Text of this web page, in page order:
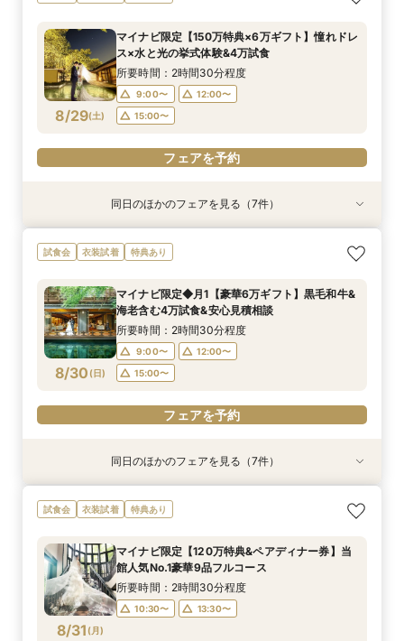
8/28(金)
ケット付◆光と緑のチャペル×和牛ミシュラン試
所要時間：2時間30分程度
フェアを予約
8/28(金)
験◎近江牛×海老含む豪華3万試食
10:30〜 13:30〜
フェアを予約
8/28(金)
る4つ会場＆演出×3万無料試食
10:30〜 13:30〜
フェアを予約
8/28(金)
食×会場案内◆クイック相談会
10:30〜 13:30〜
フェアを予約
8/28(金)
アットホームで親族も安心の親族婚
10:30〜 13:30〜
フェアを予約
8/28(金)
×見積もり相談 #日程・人数未定の相談も歓迎!
12:00〜 15:00〜
フェアを予約
8/28(金)
からご相談まで◎
10:30〜 13:30〜
フェアを予約
8/29(土)
マイナビ限定【150万特典×6万ギフト】憧れドレ
ス×水と光の挙式体験&4万試食
所要時間：2時間30分程度
9:00〜
12:00〜
15:00〜
フェアを予約
衣装試着 特典あり
8/29(土)
【初めて見学も安心】マイナビ限定6万ギフト&2
万食事券◆憧れチャペル×和牛イセエビ試食×最
所要時間：2時間30分程度
15:00〜
フェアを予約
衣装試着 特典あり
8/29(土)
《親御様限定フェア》お子様の代わりに会場見学
からご相談まで◎
9:00〜
12:00〜
15:00〜
フェアを予約
衣装試着 特典あり
8/29(土)
マイナビ限定【料理重視の方へ】料亭の味を実体
験◎近江牛×海老含む3万試食
9:00〜
12:00〜
15:00〜
フェアを予約
衣装試着 特典あり
8/29(土)
マイナビ限定【初見学の方へ◆6万ギフト】選べ
る4つ会場＆演出×3万無料試食
9:00〜
12:00〜
15:00〜
フェアを予約
衣装試着 特典あり
8/29(土)
マイナビ限定【90分でまるごと見学】ドレス×試
食×会場案内★クイック相談会
9:00〜
12:00〜
15:00〜
フェアを予約
衣装試着 特典あり
8/29(土)
【自宅で安心◎フェア参加】オンライン会場見学
×見積もり相談 #日程・人数未定の相談も歓迎！
10:00〜
13:00〜
16:00〜
フェアを予約
衣装試着 特典あり
8/29(土)
マイナビ限定【10名69万〜◎】 6名から叶う
アットホームで親族も安心の親族婚
9:00〜
12:00〜
15:00〜
フェアを予約
同日のほかのフェアを見る（7件）
試食会 衣装試着 特典あり
8/30 (日)
マイナビ限定◆月1【豪華6万ギフト】黒毛和牛&
海老含む4万試食&安心見積相談
所要時間：2時間30分程度
9:00〜
12:00〜
15:00〜
フェアを予約
衣装試着 特典あり
8/30(日)
【初めて見学も安心】マイナビ限定6万ギフト&2
万食事券◆憧れチャペル×和牛イセエビ試食×最
所要時間：2時間30分程度
15:00〜
衣装試着 特典あり
8/30(日)
《親御様限定フェア》お子様の代わりに会場見学
からご相談まで◎
9:00〜
12:00〜
15:00〜
衣装試着 特典あり
8/30(日)
マイナビ限定【料理重視の方へ】料亭の味を実体
験◎近江牛×海老含む3万試食
9:00〜
12:00〜
15:00〜
衣装試着 特典あり
8/30(日)
マイナビ限定【初見学の方へ◆6万ギフト】選べ
る4つ会場＆演出×3万無料試食
9:00〜
12:00〜
15:00〜
衣装試着 特典あり
8/30(日)
【自宅で安心◎フェア参加】オンライン会場見学
×見積もり相談 #日程・人数未定の相談も歓迎！
10:00〜
13:00〜
16:00〜
衣装試着 特典あり
8/30(日)
マイナビ限定【10名69万〜◎】 6名から叶う
アットホームで親族も安心の親族婚
9:00〜
12:00〜
15:00〜
衣装試着 特典あり
8/30(日)
マイナビ限定【90分でまるごと見学】ドレス×試
食×会場案内★クイック相談会
9:00〜
12:00〜
15:00〜
同日のほかのフェアを見る（7件）
試食会 衣装試着 特典あり
8/31 (月)
マイナビ限定【120万特典&ペアディナー券】当
館人気No.1豪華9品フルコース
所要時間：2時間30分程度
10:30〜 13:30〜